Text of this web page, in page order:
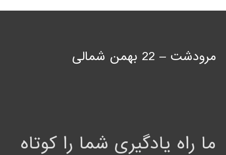
مرودشت – 22 بهمن شمالی
ما راه یادگیری شما را کوتاه